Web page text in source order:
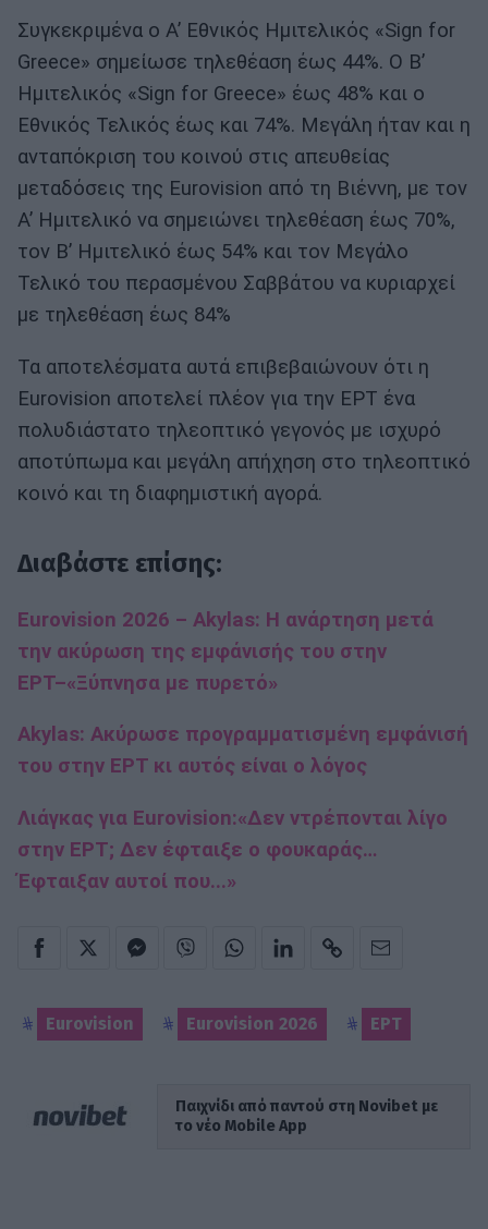
Συγκεκριμένα ο Α’ Εθνικός Ημιτελικός «Sign for
Greece» σημείωσε τηλεθέαση έως 44%. Ο Β’
Ημιτελικός «Sign for Greece» έως 48% και ο
Εθνικός Τελικός έως και 74%. Μεγάλη ήταν και η
ανταπόκριση του κοινού στις απευθείας
μεταδόσεις της Eurovision από τη Βιέννη, με τον
Α’ Ημιτελικό να σημειώνει τηλεθέαση έως 70%,
τον Β’ Ημιτελικό έως 54% και τον Μεγάλο
Τελικό του περασμένου Σαββάτου να κυριαρχεί
με τηλεθέαση έως 84%
Τα αποτελέσματα αυτά επιβεβαιώνουν ότι η
Eurovision αποτελεί πλέον για την ΕΡΤ ένα
πολυδιάστατο τηλεοπτικό γεγονός με ισχυρό
αποτύπωμα και μεγάλη απήχηση στο τηλεοπτικό
κοινό και τη διαφημιστική αγορά.
Διαβάστε επίσης:
Eurovision 2026 – Akylas: Η ανάρτηση μετά
την ακύρωση της εμφάνισής του στην
ΕΡΤ–«Ξύπνησα με πυρετό»
Akylas: Ακύρωσε προγραμματισμένη εμφάνισή
του στην ΕΡΤ κι αυτός είναι ο λόγος
Λιάγκας για Εurovision:«Δεν ντρέπονται λίγο
στην ΕΡΤ; Δεν έφταιξε ο φουκαράς…
Έφταιξαν αυτοί που...»
Eurovision Eurovision 2026 ΕΡΤ
Παιχνίδι από παντού στη Novibet με
το νέο Mobile App